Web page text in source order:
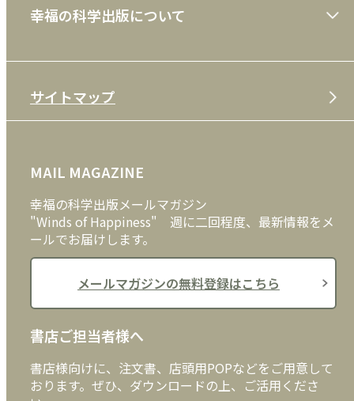
雑誌
CD
DVD・ブルーレイ
外国語
利用規約
特定商取引法
プライバシーポリシー
クッキーポリシー
幸福の科学出版について
メディア・ライブラリー
サイトマップ
MAIL MAGAZINE
幸福の科学出版メールマガジン
"Winds of Happiness" 週に二回程度、最新情報をメ
ールでお届けします。
メールマガジンの無料登録はこちら
書店ご担当者様へ
書店様向けに、注文書、店頭用POPなどをご用意して
おります。ぜひ、ダウンロードの上、ご活用くださ